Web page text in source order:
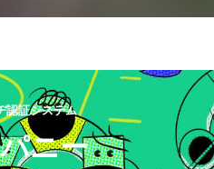
認証システム
ニー